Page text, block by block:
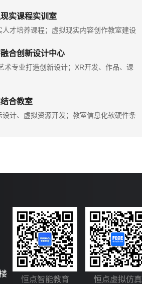
实课程实训室
人才培养课程；虚拟现实内容创作教室建设
合创新设计中心
术专业打造创新设计；XR开发、作品、课
合教室
设计、虚拟资源开发；教室信息化软硬件条
恒点智能教育 恒点虚拟仿真